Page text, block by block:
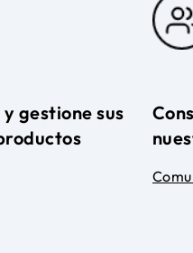
gestione sus